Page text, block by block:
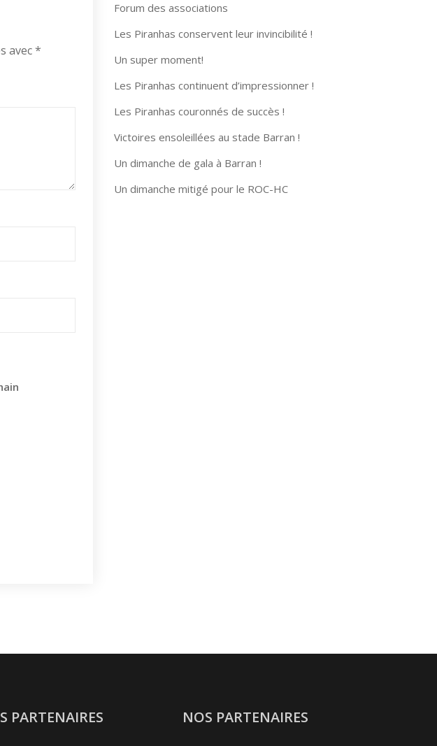
avec*
Forum des associations
Les Piranhas conservent leur invincibilité !
Un super moment!
Les Piranhas continuent d’impressionner !
Les Piranhas couronnés de succès !
Victoires ensoleillées au stade Barran !
Un dimanche de gala à Barran !
Un dimanche mitigé pour le ROC-HC
PARTENAIRES NOS PARTENAIRES